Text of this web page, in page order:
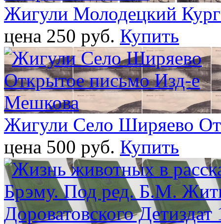
Жигули Молодецкий
цена 250 pуб. Купить
Жигули Село Ширяево
цена 500 pуб. Купить